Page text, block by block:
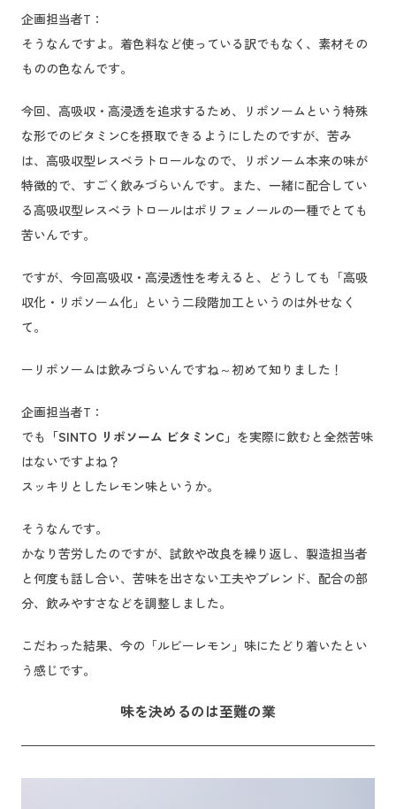
企画担当者T：
そうなんですよ。着色料など使っている訳でもなく、素材その
ものの色なんです。
今回、高吸収・高浸透を追求するため、リポソームという特殊
な形でのビタミンCを摂取できるようにしたのですが、苦み
は、高吸収型レスベラトロールなので、リポソーム本来の味が
特徴的で、すごく飲みづらいんです。また、一緒に配合してい
る高吸収型レスベラトロールはポリフェノールの一種でとても
苦いんです。
ですが、今回高吸収・高浸透性を考えると、どうしても「高吸
収化・リポソーム化」という二段階加工というのは外せなく
て。
ーリポソームは飲みづらいんですね～初めて知りました！
企画担当者T：
でも 「SINTO リポソーム ビタミンC」 を実際に飲むと全然苦味
はないですよね？
スッキリとしたレモン味というか。
そうなんです。
かなり苦労したのですが、試飲や改良を繰り返し、製造担当者
と何度も話し合い、苦味を出さない工夫やブレンド、配合の部
分、飲みやすさなどを調整しました。
こだわった結果、今の「ルビーレモン」味にたどり着いたとい
う感じです。
味を決めるのは至難の業